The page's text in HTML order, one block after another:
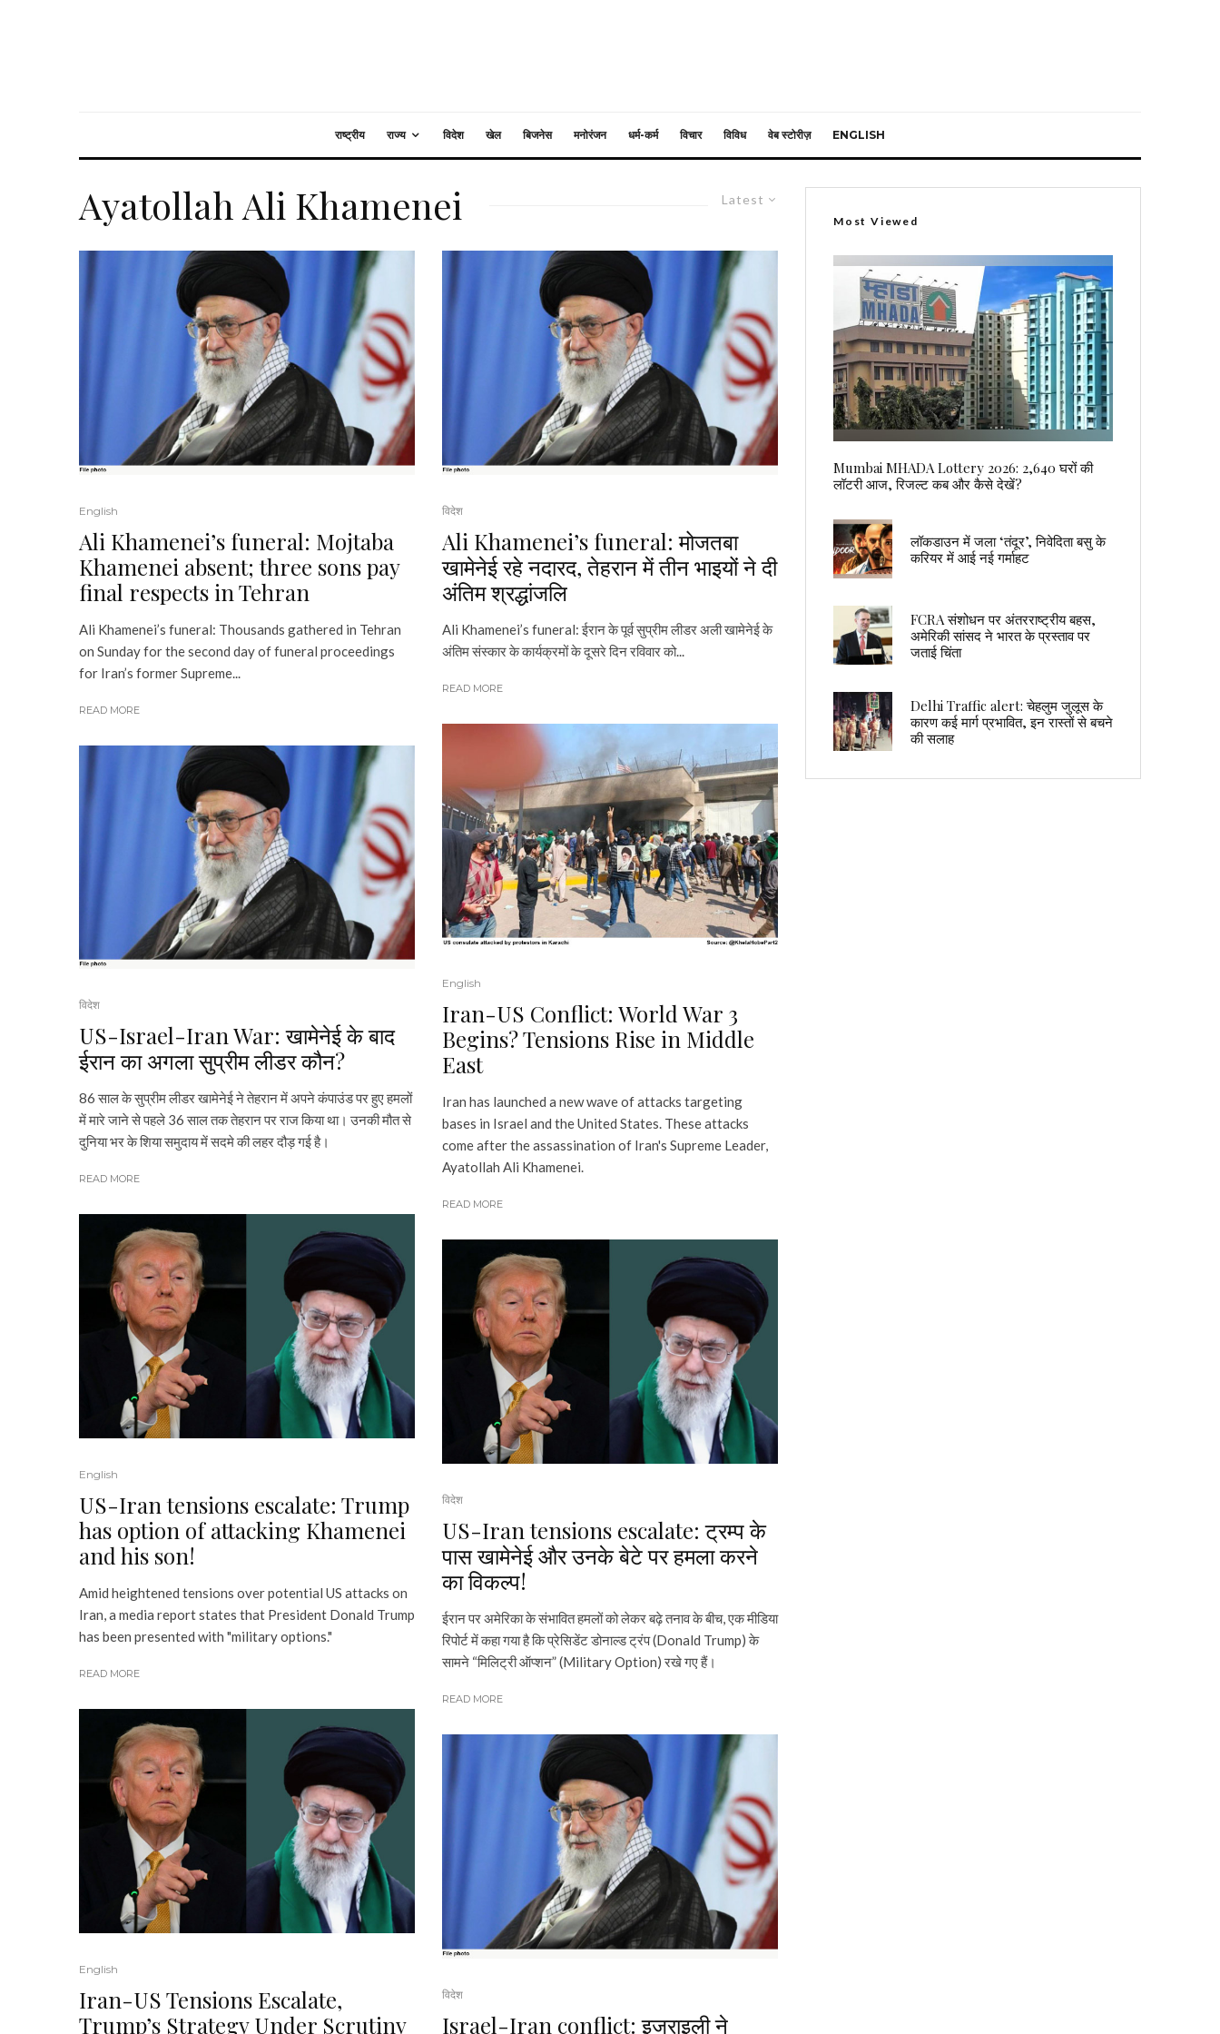
राष्ट्रीय राज्य विदेश खेल बिजनेस मनोरंजन धर्म-कर्म विचार विविध वेब स्टोरीज़ ENGLISH
Latest
Ayatollah Ali Khamenei
English
Ali Khamenei’s funeral: Mojtaba
Khamenei absent; three sons pay
final respects in Tehran
Ali Khamenei’s funeral: Thousands gathered in Tehran
on Sunday for the second day of funeral proceedings
for Iran’s former Supreme...
READ MORE
विदेश
US-Israel-Iran War: खामेनेई के बाद
ईरान का अगला सुप्रीम लीडर कौन?
86 साल के सुप्रीम लीडर खामेनेई ने तेहरान में अपने कंपाउंड पर हुए हमलों
में मारे जाने से पहले 36 साल तक तेहरान पर राज किया था। उनकी मौत से
दुनिया भर के शिया समुदाय में सदमे की लहर दौड़ गई है।
READ MORE
English
US-Iran tensions escalate: Trump
has option of attacking Khamenei
and his son!
Amid heightened tensions over potential US attacks on
Iran, a media report states that President Donald Trump
has been presented with "military options."
READ MORE
English
Iran-US Tensions Escalate,
Trump’s Strategy Under Scrutiny
विदेश
Ali Khamenei’s funeral: मोजतबा
खामेनेई रहे नदारद, तेहरान में तीन भाइयों ने दी
अंतिम श्रद्धांजलि
Ali Khamenei’s funeral: ईरान के पूर्व सुप्रीम लीडर अली खामेनेई के
अंतिम संस्कार के कार्यक्रमों के दूसरे दिन रविवार को...
READ MORE
English
Iran-US Conflict: World War 3
Begins? Tensions Rise in Middle
East
Iran has launched a new wave of attacks targeting
bases in Israel and the United States. These attacks
come after the assassination of Iran's Supreme Leader,
Ayatollah Ali Khamenei.
READ MORE
विदेश
US-Iran tensions escalate: ट्रम्प के
पास खामेनेई और उनके बेटे पर हमला करने
का विकल्प!
ईरान पर अमेरिका के संभावित हमलों को लेकर बढ़े तनाव के बीच, एक मीडिया
रिपोर्ट में कहा गया है कि प्रेसिडेंट डोनाल्ड ट्रंप (Donald Trump) के
सामने “मिलिट्री ऑप्शन” (Military Option) रखे गए हैं।
READ MORE
विदेश
Israel-Iran conflict: इजराइली ने
Most Viewed
Mumbai MHADA Lottery 2026: 2,640 घरों की
लॉटरी आज, रिजल्ट कब और कैसे देखें?
लॉकडाउन में जला ‘तंदूर’, निवेदिता बसु के
करियर में आई नई गर्माहट
FCRA संशोधन पर अंतरराष्ट्रीय बहस,
अमेरिकी सांसद ने भारत के प्रस्ताव पर
जताई चिंता
Delhi Traffic alert: चेहलुम जुलूस के
कारण कई मार्ग प्रभावित, इन रास्तों से बचने
की सलाह